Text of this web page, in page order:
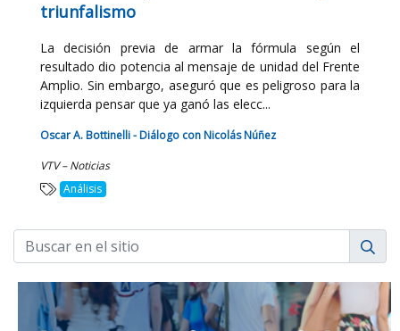
triunfalismo
La decisión previa de armar la fórmula según el
resultado dio potencia al mensaje de unidad del Frente
Amplio. Sin embargo, aseguró que es peligroso para la
izquierda pensar que ya ganó las elecc...
Oscar A. Bottinelli - Diálogo con Nicolás Núñez
VTV – Noticias
Análisis